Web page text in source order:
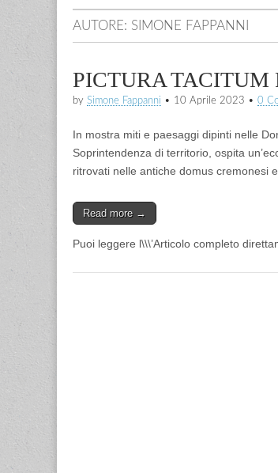
AUTORE: SIMONE FAPPANNI
PICTURA TACITUM
by Simone Fappanni • 10 Aprile 2023 • 0
In mostra miti e paesaggi dipinti nelle
Soprintendenza di territorio, ospita
ritrovati nelle antiche domus cremonesi
Read more →
Puoi leggere l\\\’Articolo completo